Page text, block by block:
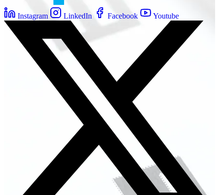
Instagram LinkedIn Facebook Youtube